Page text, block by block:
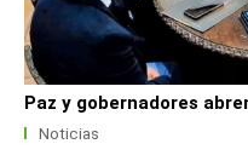
Paz y gobernadores
Noticias